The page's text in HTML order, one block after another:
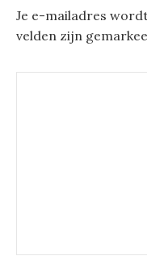
Je e-mailadres
velden zijn